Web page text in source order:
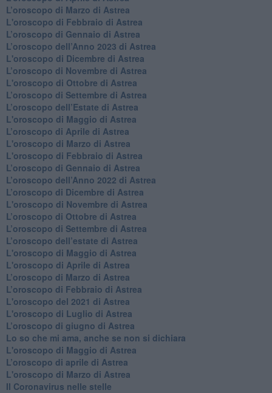
L’oroscopo di Marzo di Astrea
L'oroscopo di Febbraio di Astrea
​L’oroscopo di Gennaio di Astrea
​L’oroscopo dell’Anno 2023 di Astrea
L'oroscopo di Dicembre di Astrea
L’oroscopo di Novembre di Astrea
L'oroscopo di Ottobre di Astrea
​L’oroscopo di Settembre di Astrea
​L’oroscopo dell’Estate di Astrea
L'oroscopo di Maggio di Astrea
​L’oroscopo di Aprile di Astrea
L'oroscopo di Marzo di Astrea
L'oroscopo di Febbraio di Astrea
​L’oroscopo di Gennaio di Astrea
​L’oroscopo dell’Anno 2022 di Astrea
​L’oroscopo di Dicembre di Astrea
L'oroscopo di Novembre di Astrea
​L’oroscopo di Ottobre di Astrea
​L’oroscopo di Settembre di Astrea
L’oroscopo dell’estate di Astrea
L'oroscopo di Maggio di Astrea
L'oroscopo di Aprile di Astrea
​L’oroscopo di Marzo di Astrea
​L’oroscopo di Febbraio di Astrea
L'oroscopo del 2021 di Astrea
L'oroscopo di Luglio di Astrea
​L’oroscopo di giugno di Astrea
​Lo so che mi ama, anche se non si dichiara
L'oroscopo di Maggio di Astrea
​L’oroscopo di aprile di Astrea
L'oroscopo di Marzo di Astrea
Il Coronavirus nelle stelle